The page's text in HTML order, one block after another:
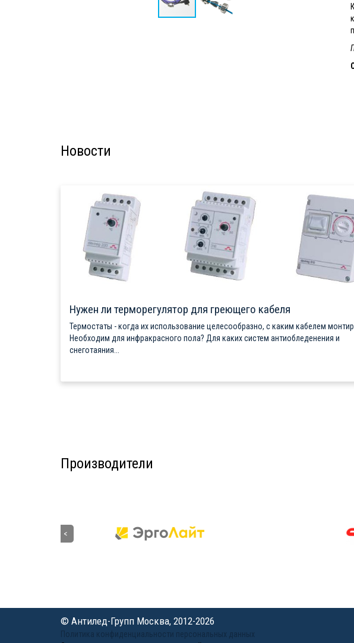
Новости
Нужен ли терморегулятор для греющего кабеля
Термостаты - когда их использование целесообразно, с каким кабелем
Необходим для инфракрасного пола? Для каких систем антиобледенения и
снеготаяния...
Производители
© Антилед-Групп Москва, 2012-2026
Политика конфиденциальности персональных данных